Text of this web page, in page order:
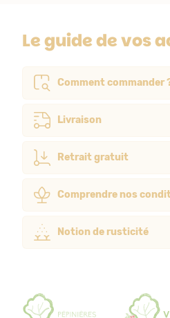
Le guide de vos
Comment commander
Livraison
Retrait gratuit
Comprendre nos
Notion de rusticité